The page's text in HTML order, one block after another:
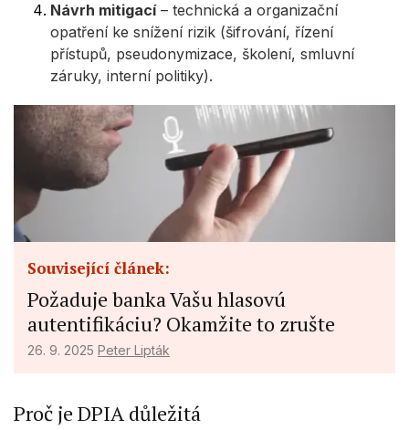
Návrh mitigací– technická a organizační
opatření ke snížení rizik (šifrování, řízení
přístupů, pseudonymizace, školení, smluvní
záruky, interní politiky).
Související článek:
Požaduje banka Vašu hlasovú
autentifikáciu? Okamžite to zrušte
26. 9. 2025 Peter Lipták
Proč je DPIA důležitá